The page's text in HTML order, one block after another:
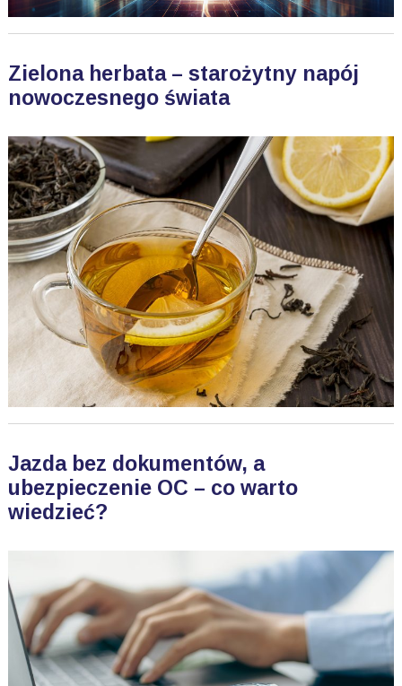
Zielona herbata – starożytny napój
nowoczesnego świata
Jazda bez dokumentów, a
ubezpieczenie OC – co warto
wiedzieć?